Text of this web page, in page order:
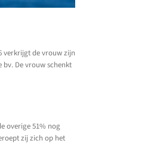
verkrijgt de vrouw zijn
De vrouw schenkt
overige 51% nog
zij zich op het